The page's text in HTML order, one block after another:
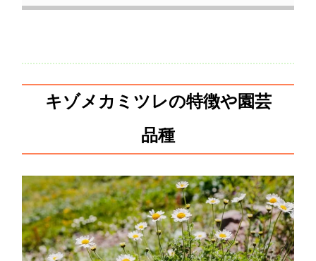
キゾメカミツレの特徴や園芸
品種